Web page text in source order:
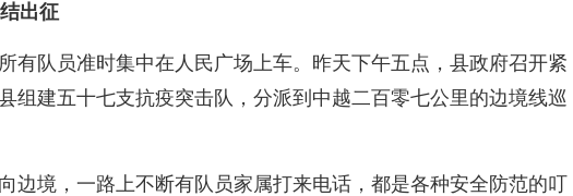
出征
有队员准时集中在人民广场上车。昨天下午五点，县政府召开紧
组建五十七支抗疫突击队，分派到中越二百零七公里的边境线巡
边境，一路上不断有队员家属打来电话，都是各种安全防范的叮